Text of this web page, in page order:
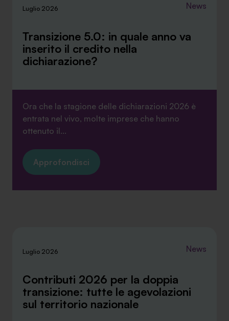
Luglio 2026 News
Transizione 5.0: in quale anno va
inserito il credito nella
dichiarazione?
Ora che la stagione delle dichiarazioni 2026 è
entrata nel vivo, molte imprese che hanno
ottenuto il...
Approfondisci
Luglio 2026 News
Contributi 2026 per la doppia
transizione: tutte le agevolazioni
sul territorio nazionale